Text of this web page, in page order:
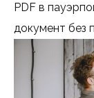
PDF в
документ без